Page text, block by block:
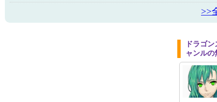
>>
ドラゴ
ャンルの